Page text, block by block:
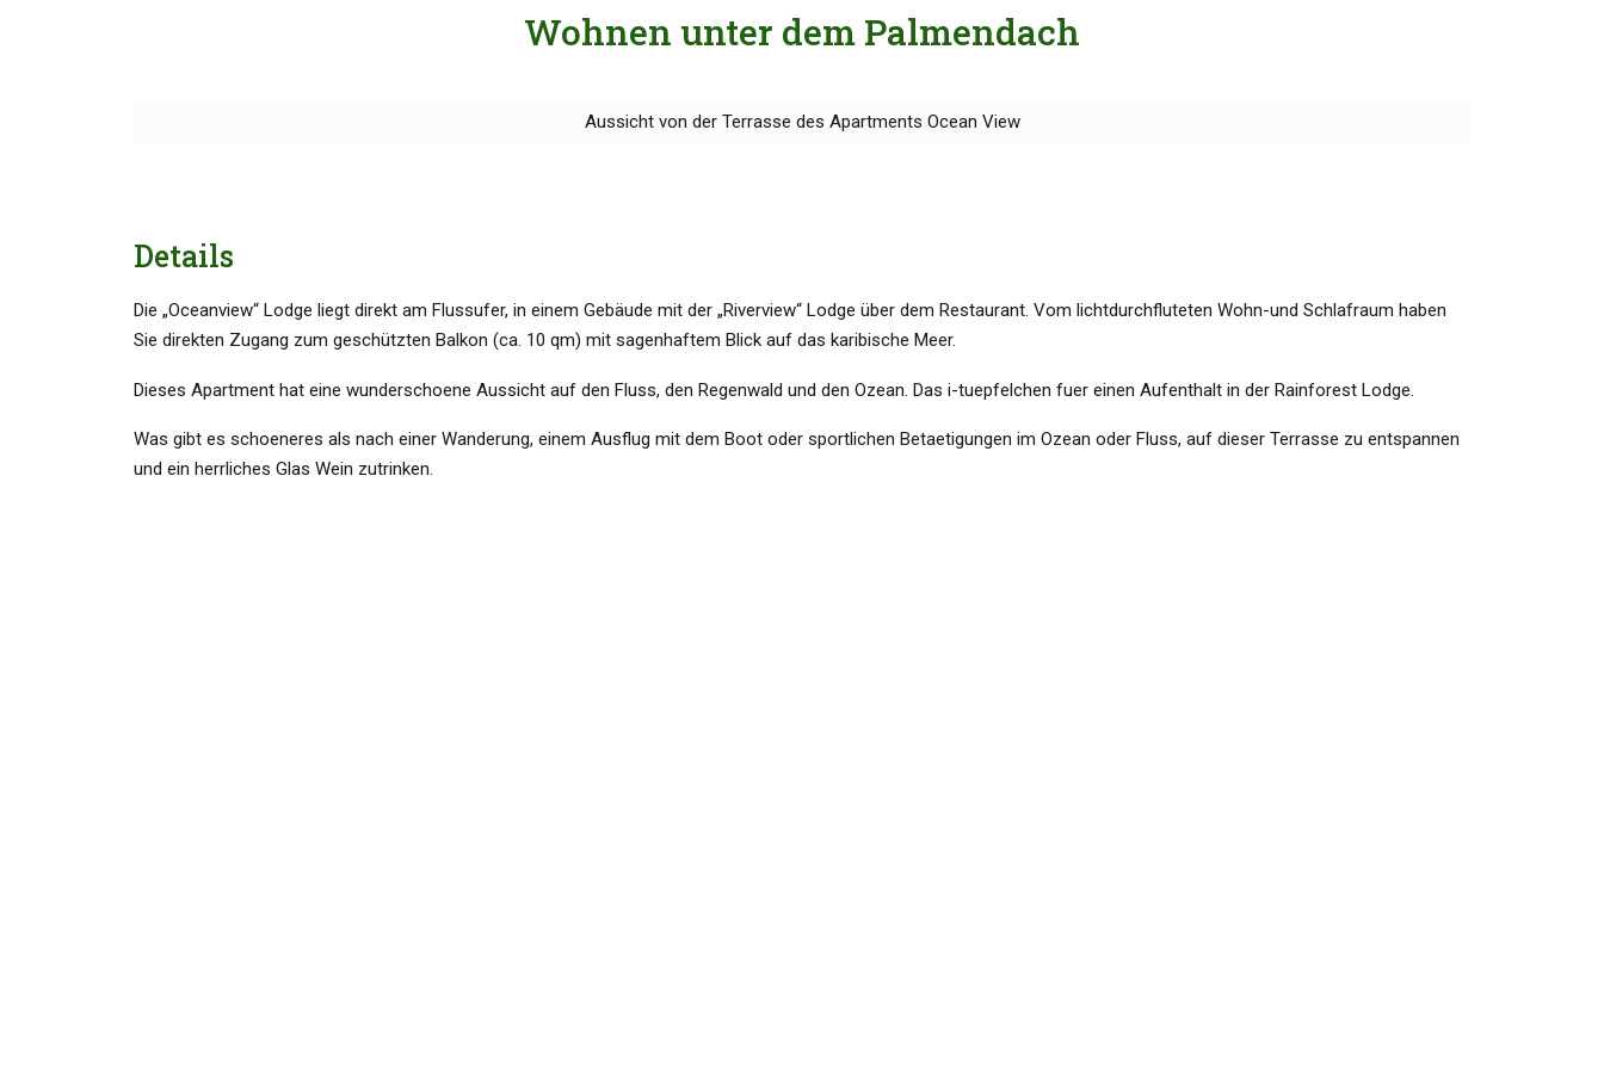
Wohnen unter dem Palmendach
Aussicht von der Terrasse des Apartments Ocean View
Details
Die „Oceanview“ Lodge liegt direkt am Flussufer, in einem Gebäude mit der „Riverview“ Lodge über dem Restaurant. Vom lichtdurchfluteten Wohn-und Schlafraum haben
Sie direkten Zugang zum geschützten Balkon (ca. 10 qm) mit sagenhaftem Blick auf das karibische Meer.
Dieses Apartment hat eine wunderschoene Aussicht auf den Fluss, den Regenwald und den Ozean. Das i-tuepfelchen fuer einen Aufenthalt in der Rainforest Lodge.
Was gibt es schoeneres als nach einer Wanderung, einem Ausflug mit dem Boot oder sportlichen Betaetigungen im Ozean oder Fluss, auf dieser Terrasse zu entspannen
und ein herrliches Glas Wein zutrinken.